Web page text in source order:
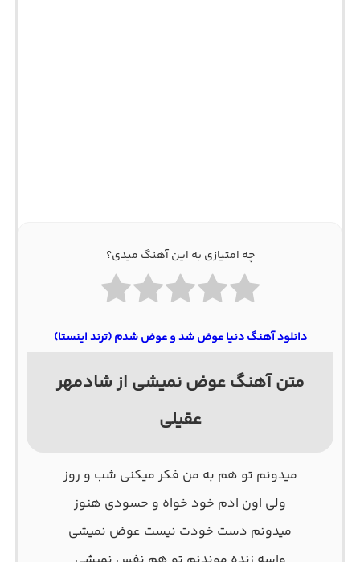
چه امتیازی به این آهنگ میدی؟
دانلود آهنگ دنیا عوض شد و عوض شدم (ترند اینستا)
متن آهنگ عوض نمیشی از شادمهر
عقیلی
میدونم تو هم به من فکر میکنی شب و روز
ولی اون ادم خود خواه و حسودی هنوز
میدونم دست خودت نیست عوض نمیشی